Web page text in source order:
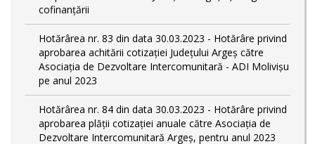
cofinanțării
Hotărârea nr. 83 din data 30.03.2023 - Hotărâre privind
aprobarea achitării cotizației Județului Argeș către
Asociația de Dezvoltare Intercomunitară - ADI Molivișu
pe anul 2023
Hotărârea nr. 84 din data 30.03.2023 - Hotărâre privind
aprobarea plății cotizației anuale către Asociația de
Dezvoltare Intercomunitară Argeș, pentru anul 2023